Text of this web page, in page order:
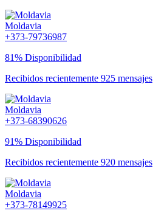
Moldavia
+373-79736987
81% Disponibilidad
Recibidos recientemente 925 mensajes
Moldavia
+373-68390626
91% Disponibilidad
Recibidos recientemente 920 mensajes
Moldavia
+373-78149925